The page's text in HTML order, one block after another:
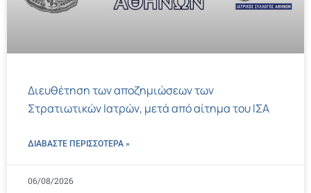
Διευθέτηση των αποζημιώσεων των
Στρατιωτικών Ιατρών, μετά από αίτημα του ΙΣΑ
ΔΙΑΒΑΣΤΕ ΠΕΡΙΣΣΌΤΕΡΑ »
06/08/2026